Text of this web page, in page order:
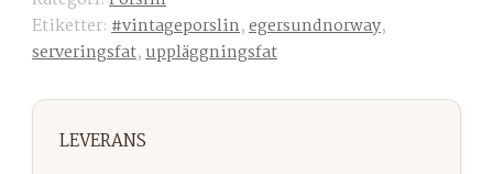
Etiketter: #vintageporslin,egersundnorway,
serveringsfat,uppläggningsfat